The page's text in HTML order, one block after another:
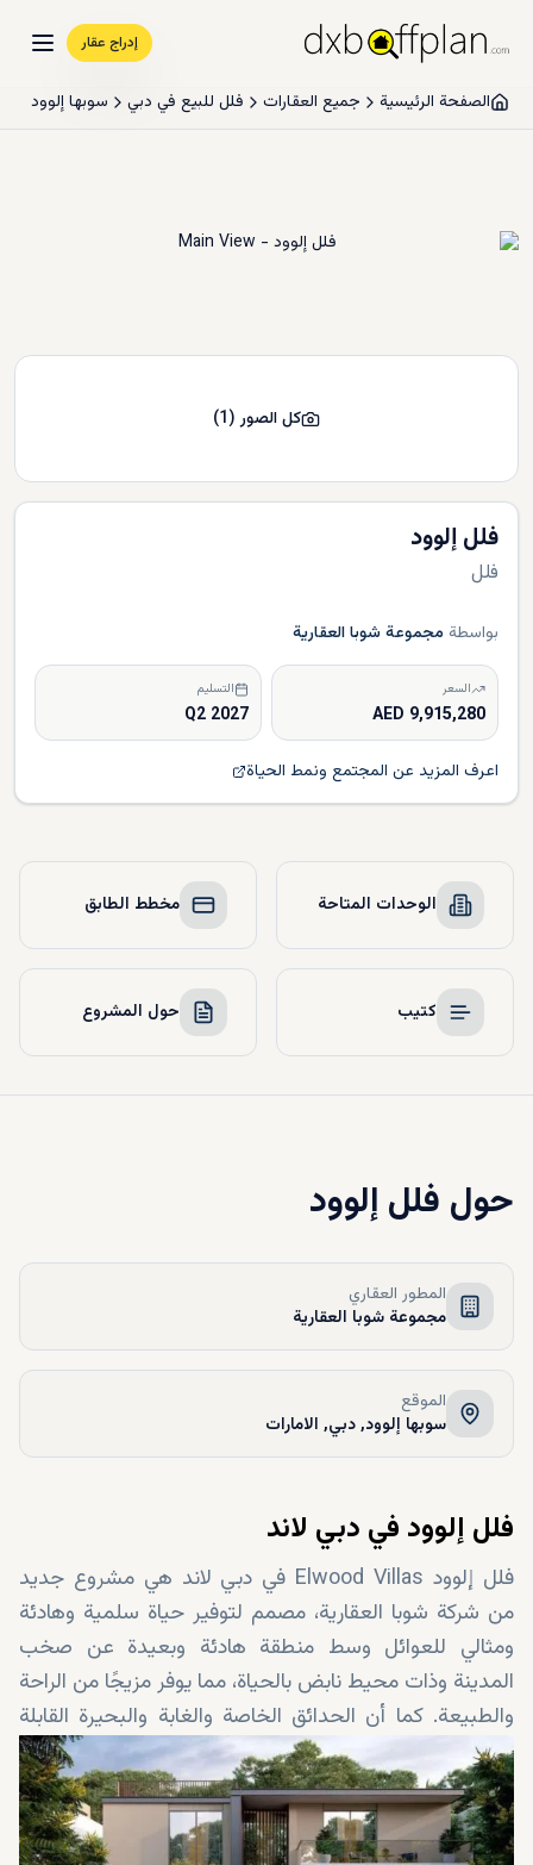
إدراج عقار
الصفحة الرئيسية جميع العقارات فلل للبيع في دبي سوبها إلوود
فلل إلوود
فلل
بواسطة مجموعة شوبا العقارية
السعر
9,915,280 AED
التسليم
Q2 2027
اعرف المزيد عن المجتمع ونمط الحياة
كل الصور(
1
)
الوحدات المتاحة مخطط الطابق
كتيب حول المشروع
حول فلل إلوود
المطور العقاري
مجموعة شوبا العقارية
الموقع
سوبها إلوود, دبي, الامارات
فلل إلوود في دبي لاند
فلل إلوود Elwood Villas في دبي لاند هي مشروع جديد
من شركة شوبا العقارية، مصمم لتوفير حياة سلمية وهادئة
ومثالي للعوائل وسط منطقة هادئة وبعيدة عن صخب
المدينة وذات محيط نابض بالحياة، مما يوفر مزيجًا من الراحة
والطبيعة. كما أن الحدائق الخاصة والغابة والبحيرة القابلة
للسباحة والتصميمات الفسيحة تجعل هذه الفلل جذابة
للغاية. واليك هنا تفاصيل أكثر حول هذا المشروع.